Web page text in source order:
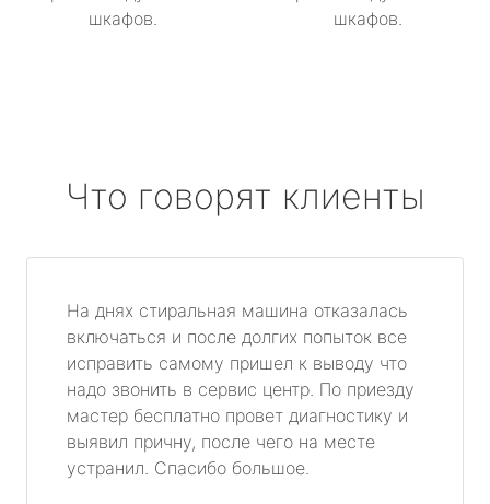
шкафов.
шкафов.
Что говорят клиенты
На днях стиральная машина отказалась
включаться и после долгих попыток все
исправить самому пришел к выводу что
надо звонить в сервис центр. По приезду
мастер бесплатно провет диагностику и
выявил причну, после чего на месте
устранил. Спасибо большое.